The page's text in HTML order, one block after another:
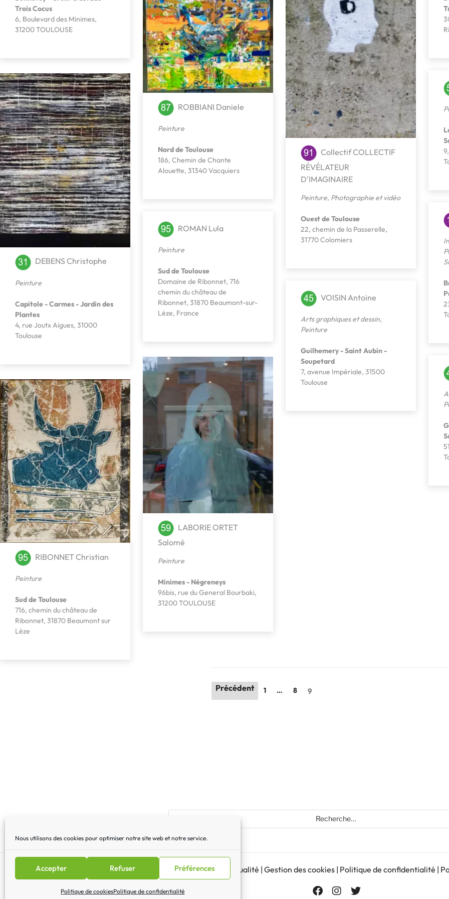
Nous utilisons des cookies pour optimiser notre site web et notre service.
Accepter Refuser Préférences
Politique de cookiesPolitique de confidentialité
Trois Cocus
6, Boulevard des Minimes,
31200 TOULOUSE
ROBBIANI Daniele
Peinture
Nord de Toulouse
186, Chemin de Chante
Alouette, 31340 Vacquiers
Collectif COLLECTIF
RÉVÉLATEUR
D'IMAGINAIRE
Peinture, Photographie et vidéo
Ouest de Toulouse
22, chemin de la Passerelle,
31770 Colomiers
DEBENS Christophe
Peinture
Capitole - Carmes - Jardin des
Plantes
4, rue Joutx Aigues, 31000
Toulouse
ROMAN Lula
Peinture
Sud de Toulouse
Domaine de Ribonnet, 716
chemin du château de
Ribonnet, 31870 Beaumont-sur-
Lèze, France
VOISIN Antoine
Arts graphiques et dessin,
Peinture
Guilhemery - Saint Aubin -
Soupetard
7, avenue Impériale, 31500
Toulouse
LABORIE ORTET
Salomé
Peinture
Minimes - Négreneys
96bis, rue du General Bourbaki,
31200 TOULOUSE
RIBONNET Christian
Peinture
Sud de Toulouse
716, chemin du château de
Ribonnet, 31870 Beaumont sur
Lèze
Précédent 1 … 8 9
Recherche
pour
Mentions légales|Lettre d’actualité | Gestion des cookies | Politique de confidentialité |